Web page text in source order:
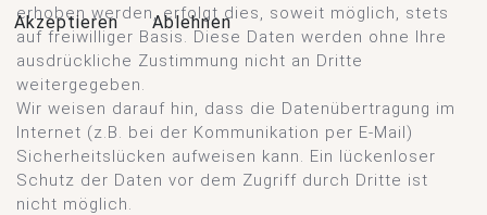
erhoben werden, erfolgt dies, soweit möglich, stets
auf freiwilliger Basis. Diese Daten werden ohne Ihre
ausdrückliche Zustimmung nicht an Dritte
weitergegeben.
Wir weisen darauf hin, dass die Datenübertragung im
Internet (z.B. bei der Kommunikation per E-Mail)
Sicherheitslücken aufweisen kann. Ein lückenloser
Schutz der Daten vor dem Zugriff durch Dritte ist
nicht möglich.
Akzeptieren Ablehnen